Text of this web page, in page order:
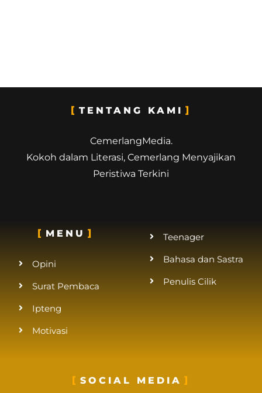
TENTANG KAMI
CemerlangMedia.
Kokoh dalam Literasi, Cemerlang Menyajikan
Peristiwa Terkini
MENU
Opini
Surat Pembaca
Ipteng
Motivasi
Teenager
Bahasa dan Sastra
Penulis Cilik
SOCIAL MEDIA